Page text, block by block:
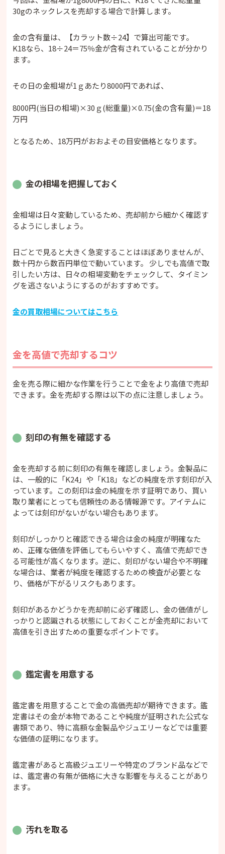
30gのネックレスを売却する場合で計算します。
金の含有量は、【カラット数÷24】で算出可能です。
K18なら、18÷24＝75％金が含有されていることが分かり
ます。
その日の金相場が1ｇあたり8000円であれば、
8000円(当日の相場)×30ｇ(総重量)×0.75(金の含有量)＝18
万円
となるため、18万円がおおよその目安価格となります。
金の相場を把握しておく
金相場は日々変動しているため、売却前から細かく確認す
るようにしましょう。
日ごとで見ると大きく急変することはほぼありませんが、
数十円から数百円単位で動いています。 少しでも高値で取
引したい方は、日々の相場変動をチェックして、タイミン
グを逃さないようにするのがおすすめです。
金の買取相場についてはこちら
金を高値で売却するコツ
金を売る際に細かな作業を行うことで金をより高値で売却
できます。金を売却する際は以下の点に注意しましょう。
刻印の有無を確認する
金を売却する前に刻印の有無を確認しましょう。金製品に
は、一般的に「K24」や「K18」などの純度を示す刻印が入
っています。この刻印は金の純度を示す証明であり、買い
取り業者にとっても信頼性のある情報源です。アイテムに
よっては刻印がないがない場合もあります。
刻印がしっかりと確認できる場合は金の純度が明確なた
め、正確な価値を評価してもらいやすく、高値で売却でき
る可能性が高くなります。逆に、刻印がない場合や不明確
な場合は、業者が純度を確認するための検査が必要とな
り、価格が下がるリスクもあります。
刻印があるかどうかを売却前に必ず確認し、金の価値がし
っかりと認識される状態にしておくことが金売却において
高値を引き出すための重要なポイントです。
鑑定書を用意する
鑑定書を用意することで金の高価売却が期待できます。鑑
定書はその金が本物であることや純度が証明された公式な
書類であり、特に高額な金製品やジュエリーなどでは重要
な価値の証明になります。
鑑定書があると高級ジュエリーや特定のブランド品などで
は、鑑定書の有無が価格に大きな影響を与えることがあり
ます。
汚れを取る